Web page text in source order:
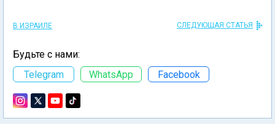
В ИЗРАИЛЕ СЛЕДУЮЩАЯ СТАТЬЯ
Будьте с нами:
Telegram
WhatsApp Facebook